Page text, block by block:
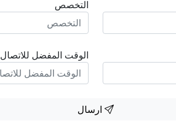
التخصص
الوقت المفضل للاتصال
ارسال